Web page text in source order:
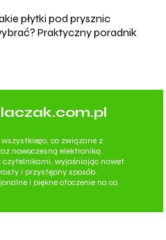
płytki pod prysznic
Praktyczny poradnik
co związane z
nowoczesną elektroniką.
czytelnikami, wyjaśniając nawet
i przystępny sposób.
i piękne otoczenie na co